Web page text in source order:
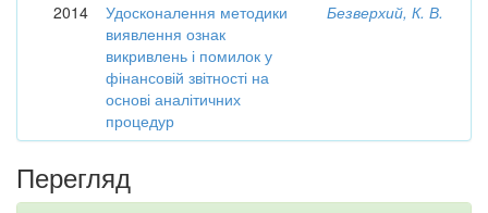
2014
Удосконалення методики
виявлення ознак
викривлень і помилок у
фінансовій звітності на
основі аналітичних
процедур
Безверхий, К. В.
Перегляд